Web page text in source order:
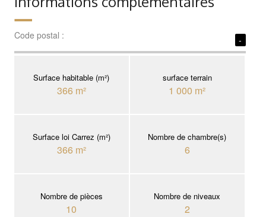
Code postal : -
Surface habitable (m²)
366 m²
surface terrain
1 000 m²
Surface loi Carrez (m²)
366 m²
Nombre de chambre(s)
6
Nombre de pièces
10
Nombre de niveaux
2